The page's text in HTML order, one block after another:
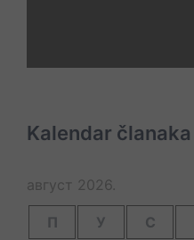
Kalendar članaka
август 2026.
П У С